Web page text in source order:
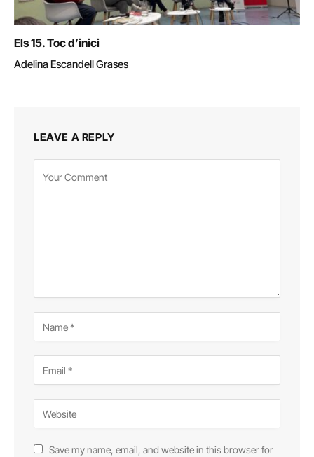
Els 15. Toc d’inici
Adelina Escandell Grases
LEAVE A REPLY
Save my name, email, and website in this browser for